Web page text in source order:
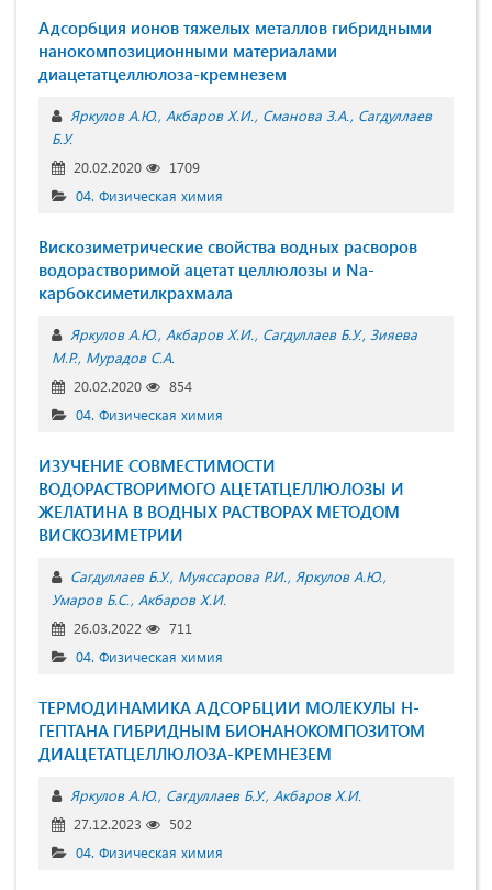
Адсорбция ионов тяжелых металлов гибридными
нанокомпозиционными материалами
диацетатцеллюлоза-кремнезем
Яркулов А.Ю. Акбаров Х.И. Сманова З.А. Сагдуллаев
Б.У.
20.02.2020
1709
04. Физическая химия
Вискозиметрические свойства водных расворов
водорастворимой ацетат целлюлозы и Na-
карбоксиметилкрахмала
Яркулов А.Ю. Акбаров Х.И. Сагдуллаев Б.У. Зияева
М.Р. Мурадов С.А.
20.02.2020
854
04. Физическая химия
ИЗУЧЕНИЕ СОВМЕСТИМОСТИ
ВОДОРАСТВОРИМОГО АЦЕТАТЦЕЛЛЮЛОЗЫ И
ЖЕЛАТИНА В ВОДНЫХ РАСТВОРАХ МЕТОДОМ
ВИСКОЗИМЕТРИИ
Сагдуллаев Б.У. Муяссарова Р.И. Яркулов А.Ю.
Умаров Б.С. Акбаров Х.И.
26.03.2022
711
04. Физическая химия
ТЕРМОДИНАМИКА АДСОРБЦИИ МОЛЕКУЛЫ Н-
ГЕПТАНА ГИБРИДНЫМ БИОНАНОКОМПОЗИТОМ
ДИАЦЕТАТЦЕЛЛЮЛОЗА-КРЕМНЕЗЕМ
Яркулов А.Ю. Сагдуллаев Б.У. Акбаров Х.И.
27.12.2023
502
04. Физическая химия